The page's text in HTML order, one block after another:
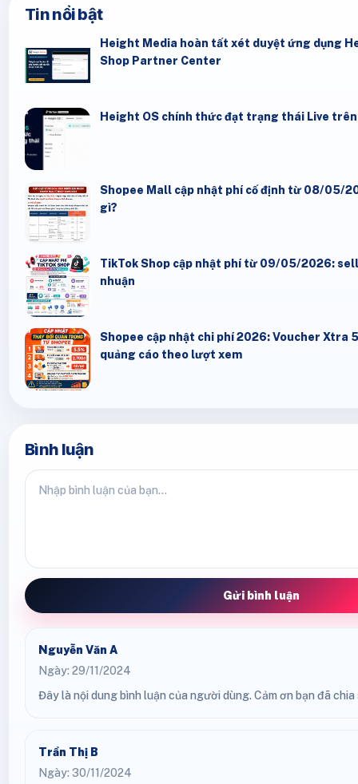
Tin nổi bật
Height Media hoàn tất xét duyệt ứng dụng
Shop Partner Center
Height OS chính thức đạt trạng thái Live
Shopee Mall cập nhật phí cố định từ 08/05/
gì?
TikTok Shop cập nhật phí từ 09/05/2026:
nhuận
Shopee cập nhật chi phí 2026: Voucher Xtra
quảng cáo theo lượt xem
Bình luận
Gửi bình luận
Nguyễn Văn A
Ngày: 29/11/2024
Đây là nội dung bình luận của người dùng. Cảm ơn bạn đã chia
Trần Thị B
Ngày: 30/11/2024